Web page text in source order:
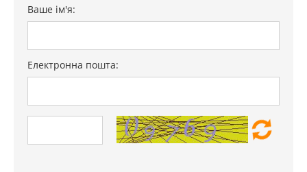
Ваше ім'я:
Електронна пошта: